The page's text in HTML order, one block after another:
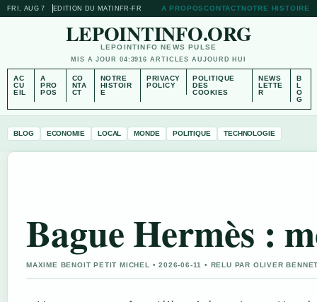
FRI, AUG 7 EDITION DU MATIN FR-FR A PROPOSCONTACTNOTRE HISTOIRE
LEPOINTINFO.ORG
LEPOINTINFO NEWS PULSE
MIS A JOUR 04:3916 ARTICLES AUJOURD HUI
AC
CU
EIL
A
PRO
POS
CO
NTA
CT
NOTRE
HISTOIR
E
PRIVACY
POLICY
POLITIQUE
DES
COOKIES
NEWS
LETTE
R
B
L
O
G
BLOG ECONOMIE LOCAL MONDE POLITIQUE TECHNOLOGIE
Bague Hermès :
MAXIME BENOIT PETIT MICHEL • 2026-06-11 • RELU PAR OLIVER